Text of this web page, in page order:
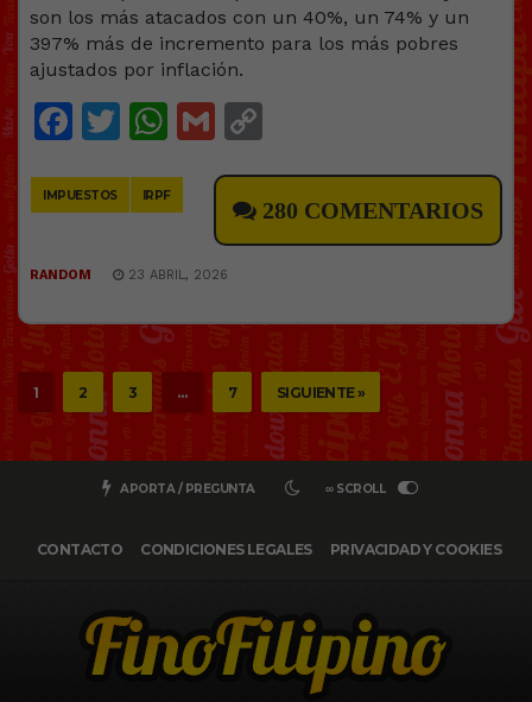
Facebook
Twitter
WhatsApp
Gmail
IMPUESTOS IRPF
280 COMENTARIOS
RANDOM 23 ABRIL, 2026
1 2 3 … 7 SIGUIENTE »
APORTA / PREGUNTA ∞ SCROLL
CONTACTO CONDICIONES LEGALES PRIVACIDAD Y COOKIES